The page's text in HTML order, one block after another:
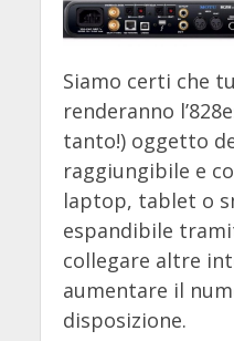
Siamo certi che
renderanno
tanto!) oggetto
raggiungibile e
laptop, tablet o
espandibile
collegare altre
aumentare il
disposizione.